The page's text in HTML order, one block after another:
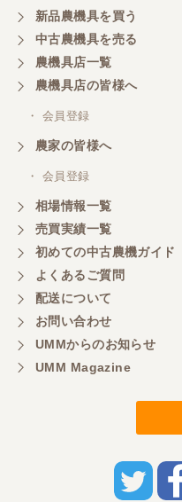
新品農機具を買う
中古農機具を売る
農機具店一覧
農機具店の皆様へ
・ 会員登録
農家の皆様へ
・ 会員登録
相場情報一覧
売買実績一覧
初めての中古農機ガイド
よくあるご質問
配送について
お問い合わせ
UMMからのお知らせ
UMM Magazine